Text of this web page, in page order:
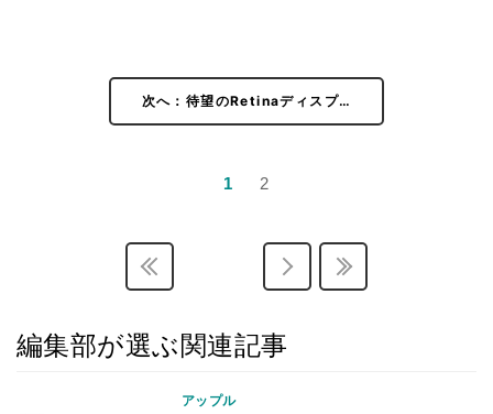
次へ：待望のRetinaディスプ…
1 2
編集部が選ぶ関連記事
アップル